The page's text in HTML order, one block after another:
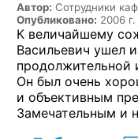
Автор: Сотрудники
Опубликовано: 2006 г.
К величайшему
Васильевич ушел
продолжительной
Он был очень
и объективным
Замечательным и